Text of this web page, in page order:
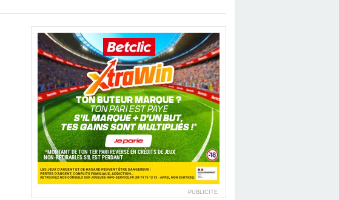
PUBLICITE